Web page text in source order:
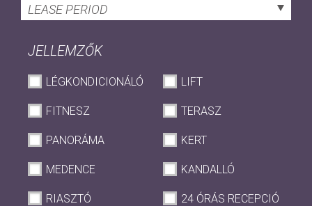
LEASE PERIOD
JELLEMZŐK
LÉGKONDICIONÁLÓ LIFT
FITNESZ TERASZ
PANORÁMA KERT
MEDENCE KANDALLÓ
RIASZTÓ
24 ÓRÁS RECEPCIÓ